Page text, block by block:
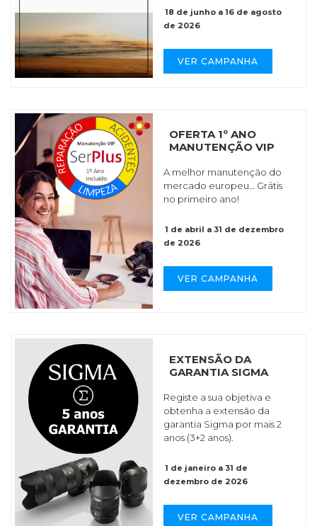
18 de junho a 16 de agosto
de 2026
VER CAMPANHA
OFERTA 1º ANO
MANUTENÇÃO VIP
A melhor manutenção do
mercado europeu… Grátis
no primeiro ano!
1 de abril a 31 de dezembro
de 2026
VER CAMPANHA
EXTENSÃO DA
GARANTIA SIGMA
Registe a sua objetiva e
obtenha a extensão da
garantia Sigma por mais 2
anos (3+2 anos).
1 de janeiro a 31 de
dezembro de 2026
VER CAMPANHA